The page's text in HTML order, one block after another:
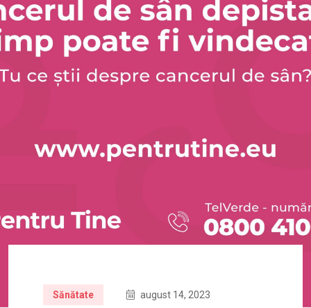
Sănătate august 14, 2023